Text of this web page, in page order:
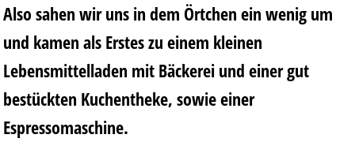
Also sahen wir uns in dem Örtchen ein wenig um
und kamen als Erstes zu einem kleinen
Lebensmittelladen mit Bäckerei und einer gut
bestückten Kuchentheke, sowie einer
Espressomaschine.